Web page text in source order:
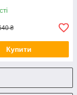
₴
Купити